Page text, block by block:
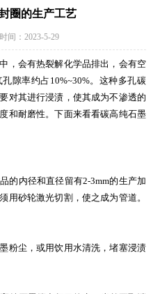
圈的生产工艺
间：2023-5-29
，会有热裂解化学品排出，会有空
隙率约占10%~30%。这种多孔碳
对其进行浸渍，使其成为不渗透的
和耐磨性。下面来看看碳高纯石墨
的内径和直径留有2-3mm的生产加
用砂轮激光切割，使之成为管道。
粉尘，或用饮用水清洗，堵塞浸渍